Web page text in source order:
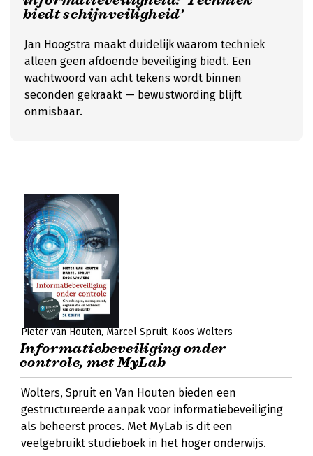
biedt schijnveiligheid’
Jan Hoogstra maakt duidelijk waarom techniek
alleen geen afdoende beveiliging biedt. Een
wachtwoord van acht tekens wordt binnen
seconden gekraakt — bewustwording blijft
onmisbaar.
Pieter van Houten Marcel Spruit Koos Wolters
Informatiebeveiliging onder
controle, met MyLab
Wolters, Spruit en Van Houten bieden een
gestructureerde aanpak voor informatiebeveiliging
als beheerst proces. Met MyLab is dit een
veelgebruikt studieboek in het hoger onderwijs.